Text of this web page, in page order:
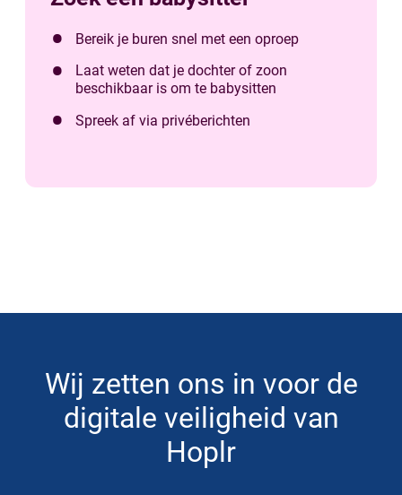
Bereik je buren snel met een oproep
Laat weten dat je dochter of zoon
beschikbaar is om te babysitten
Spreek af via privéberichten
Wij zetten ons in voor de
digitale veiligheid van
Hoplr